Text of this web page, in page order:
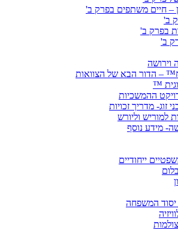
– חיים משתפים בפרק ב'
ב'
בפרק ב'
ב'
וירושה
– הדור הבא של הצוואות
™
ההמשכיות
זוג- מדריך זכויות
למוריש וליורש
מידע נוסף
ייחודיים
המשפחה